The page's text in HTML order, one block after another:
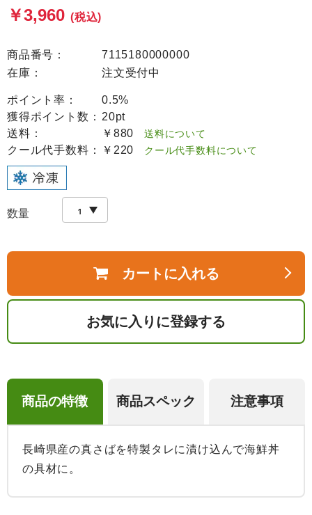
￥3,960 (税込)
商品番号：
7115180000000
在庫：
注文受付中
ポイント率：
0.5%
獲得ポイント数： 20pt
送料：
￥880 送料について
クール代手数料： ￥220 クール代手数料について
数量
カートに入れる
お気に入りに登録する
商品の特徴 商品スペック 注意事項
長崎県産の真さばを特製タレに漬け込んで海鮮丼
の具材に。